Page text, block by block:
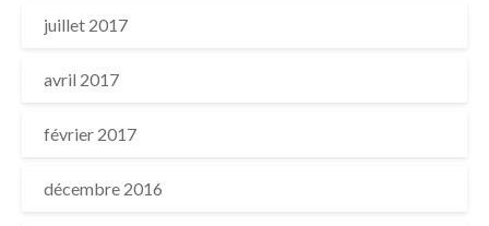
juillet 2017
avril 2017
février 2017
décembre 2016